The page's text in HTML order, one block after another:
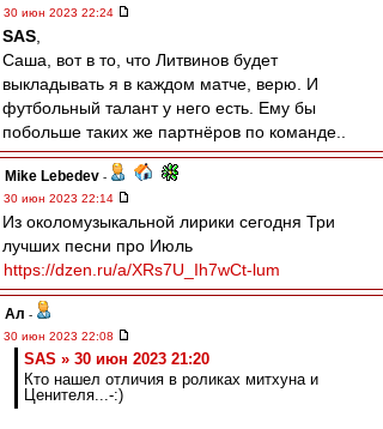
30 июн 2023 22:24
SAS
Саша, вот в то, что Литвинов будет
выкладывать я в каждом матче, верю. И
футбольный талант у него есть. Ему бы
побольше таких же партнёров по команде..
Mike Lebedev -
30 июн 2023 22:14
Из околомузыкальной лирики сегодня Три
лучших песни про Июль
https://dzen.ru/a/XRs7U_Ih7wCt-lum
Ал -
30 июн 2023 22:08
SAS » 30 июн 2023 21:20
Кто нашел отличия в роликах митхуна и
Ценителя...-:)